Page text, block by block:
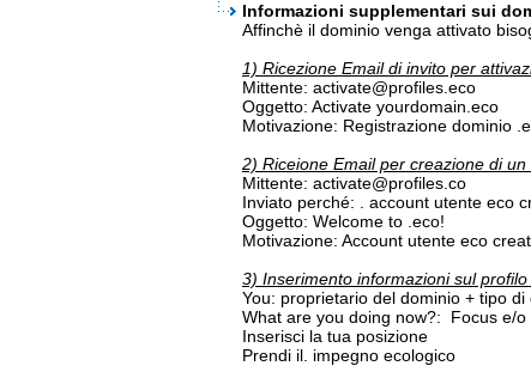
Informazioni supplementari sui
Affinchè il dominio venga attivato
1) Ricezione Email di invito per
Mittente: activate@profiles.eco
Oggetto: Activate yourdomain.eco
Motivazione: Registrazione dominio
2) Riceione Email per creazione di un
Mittente: activate@profiles.co
Inviato perché: . account utente eco
Oggetto: Welcome to .eco!
Motivazione: Account utente eco
3) Inserimento informazioni sul profilo
You: proprietario del dominio + tipo
What are you doing now?: Focus e/o
Inserisci la tua posizione
Prendi il. impegno ecologico